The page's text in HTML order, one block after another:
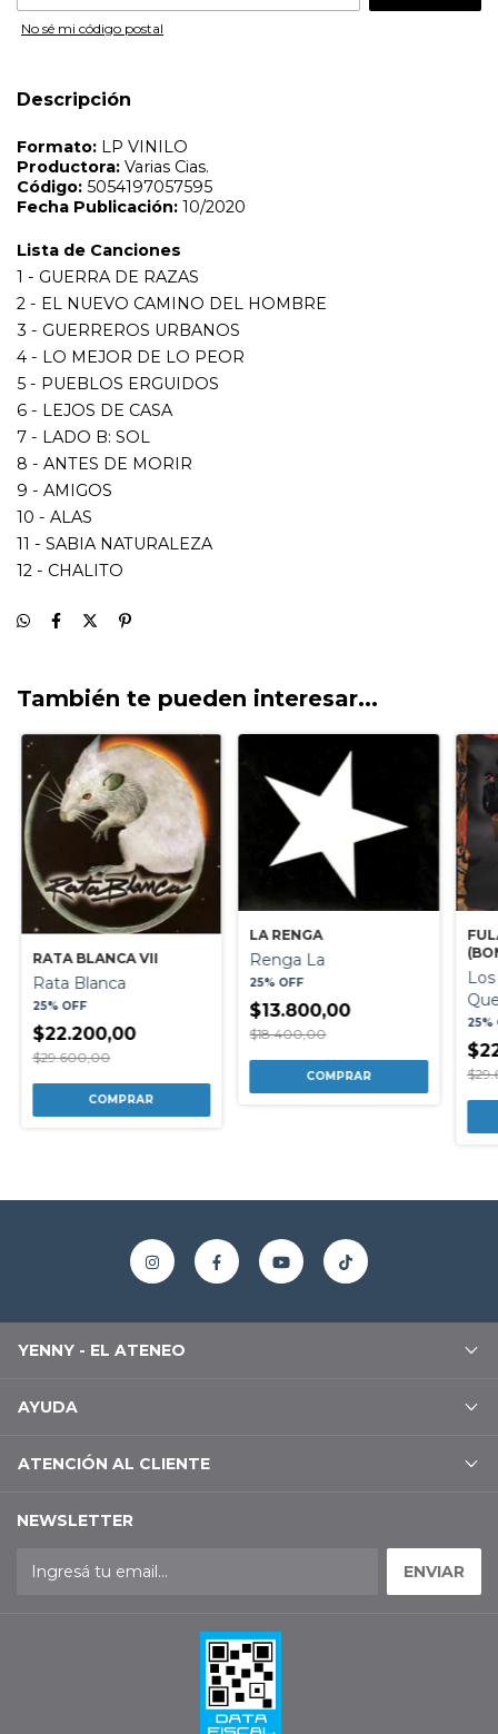
No sé mi código postal
Descripción
1 - GUERRA DE RAZAS
4 - LO MEJOR DE LO PEOR
5 - PUEBLOS ERGUIDOS
7 - LADO B: SOL
8 - ANTES DE MORIR
9 - AMIGOS
11 - SABIA NATURALEZA
También te pueden interesar...
RATA BLANCA VII
Rata Blanca
25% OFF
$22.200,00
$29.600,00
LA RENGA
Renga La
25% OFF
$13.800,00
$18.400,00
25%
YENNY - EL ATENEO
AYUDA
ATENCIÓN AL CLIENTE
NEWSLETTER